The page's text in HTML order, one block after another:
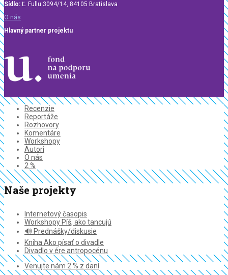
Sídlo: Ľ. Fullu 3094/14, 84105 Bratislava
O nás
Hlavný partner projektu
Recenzie
Reportáže
Rozhovory
Komentáre
Workshopy
Autori
O nás
2 %
Naše projekty
Internetový časopis
Workshopy Píš, ako tancujú
🔊 Prednášky/diskusie
Kniha Ako písať o divadle
Divadlo v ére antropocénu
Venujte nám 2 % z daní